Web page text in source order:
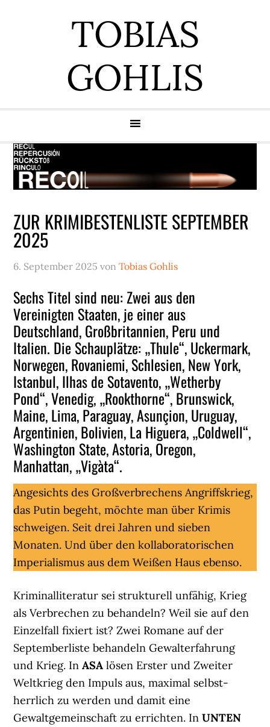
TOBIAS
GOHLIS
ZUR KRIMIBESTENLISTE SEPTEMBER
2025
6. September 2025 vonTobias Gohlis
Sechs Titel sind neu: Zwei aus den
Vereinigten Staaten, je einer aus
Deutschland, Großbritannien, Peru und
Italien. Die Schauplätze: „Thule“, Uckermark,
Norwegen, Rovaniemi, Schlesien, New York,
Istanbul, Ilhas de Sotavento, „Wetherby
Pond“, Venedig, „Rookthorne“, Brunswick,
Maine, Lima, Paraguay, Asunçion, Uruguay,
Argentinien, Bolivien, La Higuera, „Coldwell“,
Washington State, Astoria, Oregon,
Manhattan, „Vigàta“.
Angesichts des Großverbrechens Angriffskrieg,
das Putin begeht, möchte man über Krimis
schweigen. Seit drei Jahren und sieben
Monaten. Und über den kollaboratorischen
Imperialismus aus dem Weißen Haus ebenso.
Kriminalliteratur sei strukturell unfähig, Krieg
als Verbrechen zu behandeln? Weil sie auf den
Einzelfall fixiert ist? Zwei Romane auf der
Septemberliste behandeln Gewalterfahrung
und Krieg. InASA lösen Erster und Zweiter
Weltkrieg den Impuls aus, maximal selbst-
herrlich zu werden und damit eine
Gewaltgemeinschaft zu errichten. InUNTEN